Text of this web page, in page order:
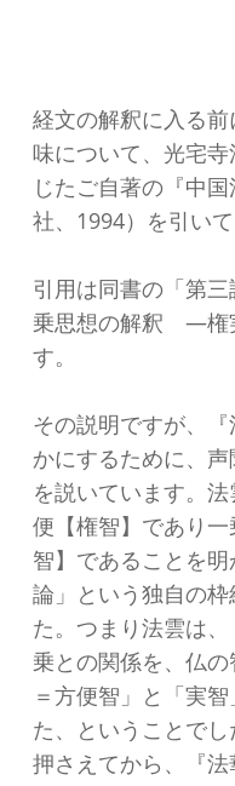
経文の解釈に入る
味について、光宅
じたご自著の『中
社、1994）を引い
引用は同書の「第
乗思想の解釈 ―権
す。
その説明ですが、
かにするために、
を説いています。
便【権智】であり
智】であることを
論」という独自の
た。つまり法雲は
乗との関係を、仏
＝方便智」と「実
た、ということで
押さえてから、『